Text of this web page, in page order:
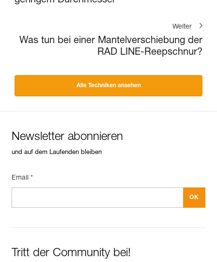
Weiter
Was tun bei einer Mantelverschiebung der
RAD LINE-Reepschnur?
Alle Techniken ansehen
Newsletter abonnieren
und auf dem Laufenden bleiben
Email *
Tritt der Community bei!